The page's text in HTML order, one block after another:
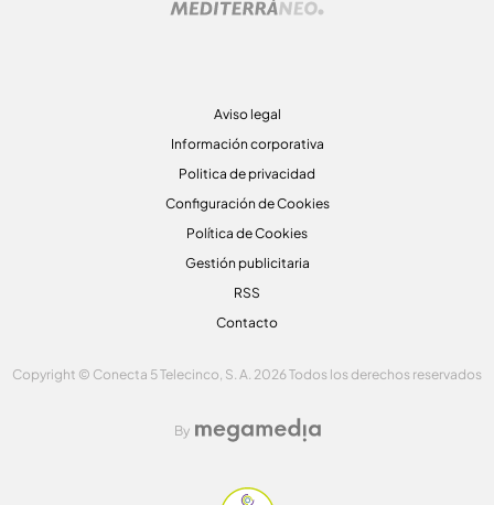
Aviso legal
Información corporativa
Politica de privacidad
Configuración de Cookies
Política de Cookies
Gestión publicitaria
RSS
Contacto
Copyright © Conecta 5 Telecinco, S. A. 2026 Todos los derechos reservados
By